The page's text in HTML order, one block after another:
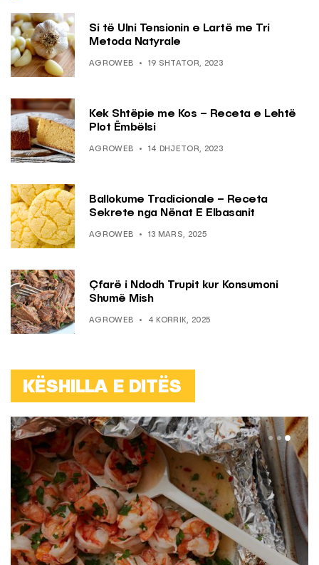
Si të Ulni Tensionin e Lartë me Tri
Metoda Natyrale
AGROWEB 19 SHTATOR, 2023
Kek Shtëpie me Kos – Receta e Lehtë
Plot Ëmbëlsi
AGROWEB 14 DHJETOR, 2023
Ballokume Tradicionale – Receta
Sekrete nga Nënat E Elbasanit
AGROWEB 13 MARS, 2025
Çfarë i Ndodh Trupit kur Konsumoni
Shumë Mish
AGROWEB 4 KORRIK, 2025
KËSHILLA E DITËS